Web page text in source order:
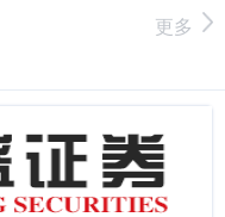
更多